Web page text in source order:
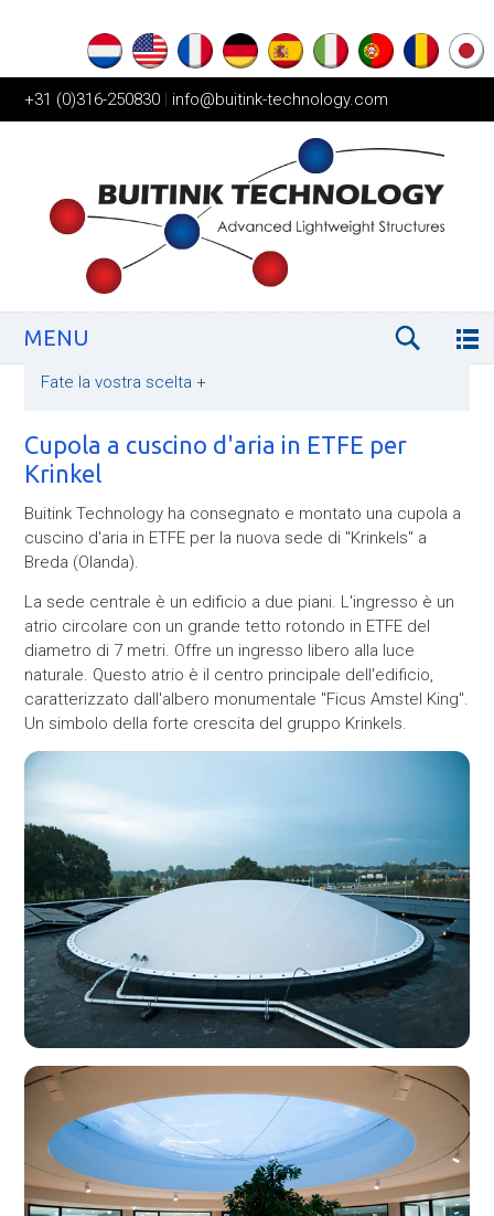
+31 (0)316-250830 | info@buitink-technology.com
MENU
Fate la vostra scelta +
Cupola a cuscino d'aria in ETFE per
Krinkel
Buitink Technology ha consegnato e montato una cupola a
cuscino d'aria in ETFE per la nuova sede di "Krinkels" a
Breda (Olanda).
La sede centrale è un edificio a due piani. L'ingresso è un
atrio circolare con un grande tetto rotondo in ETFE del
diametro di 7 metri. Offre un ingresso libero alla luce
naturale. Questo atrio è il centro principale dell'edificio,
caratterizzato dall'albero monumentale "Ficus Amstel King".
Un simbolo della forte crescita del gruppo Krinkels.